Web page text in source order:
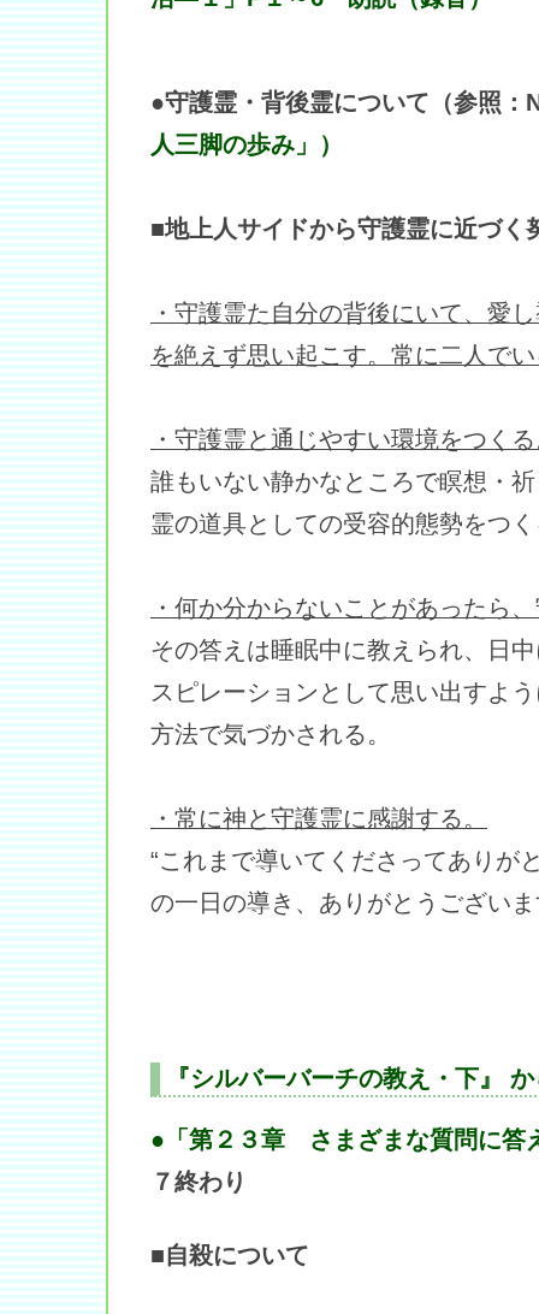
●守護霊・背後霊について（参照：
人三脚の歩み」）
■地上人サイドから守護霊に近づく
・守護霊た自分の背後にいて、愛
を絶えず思い起こす。常に二人で
・守護霊と通じやすい環境をつく
誰もいない静かなところで瞑想・
霊の道具としての受容的態勢をつ
・何か分からないことがあったら
その答えは睡眠中に教えられ、日
スピレーションとして思い出すよ
方法で気づかされる。
・常に神と守護霊に感謝する。
“これまで導いてくださってありが
の一日の導き、ありがとうございま
『シルバーバーチの教え・下』
●「第２３章 さまざまな質問に答
７終わり
■自殺について